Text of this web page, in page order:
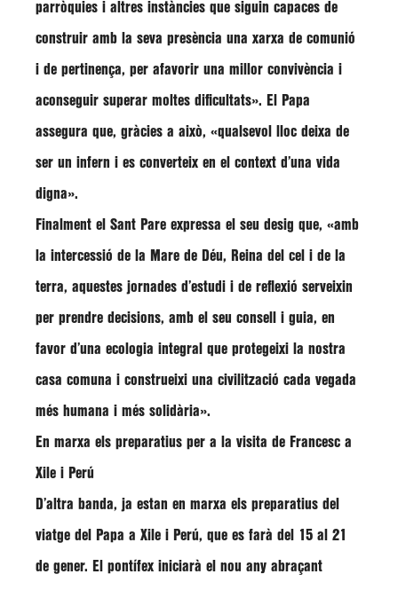
parròquies i altres instàncies que siguin capaces de
construir amb la seva presència una xarxa de comunió
i de pertinença, per afavorir una millor convivència i
aconseguir superar moltes dificultats». El Papa
assegura que, gràcies a això, «qualsevol lloc deixa de
ser un infern i es converteix en el context d’una vida
digna».
Finalment el Sant Pare expressa el seu desig que, «amb
la intercessió de la Mare de Déu, Reina del cel i de la
terra, aquestes jornades d’estudi i de reflexió serveixin
per prendre decisions, amb el seu consell i guia, en
favor d’una ecologia integral que protegeixi la nostra
casa comuna i construeixi una civilització cada vegada
més humana i més solidària».
En marxa els preparatius per a la visita de Francesc a
Xile i Perú
D’altra banda, ja estan en marxa els preparatius del
viatge del Papa a Xile i Perú, que es farà del 15 al 21
de gener. El pontífex iniciarà el nou any abraçant